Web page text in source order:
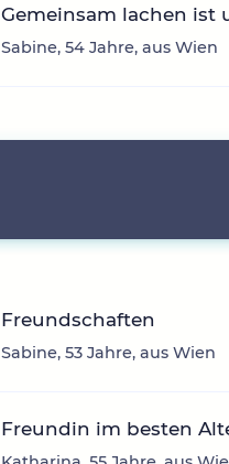
Gemeinsam lachen ist
Sabine, 54 Jahre, aus Wien
Freundschaften
Sabine, 53 Jahre, aus Wien
Freundin im besten